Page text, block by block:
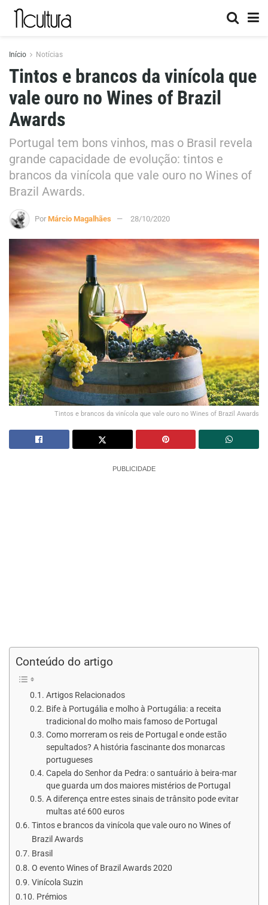
Início Notícias
Tintos e brancos da vinícola que
vale ouro no Wines of Brazil
Awards
Portugal tem bons vinhos, mas o Brasil revela
grande capacidade de evolução: tintos e
brancos da vinícola que vale ouro no Wines of
Brazil Awards.
Por Márcio Magalhães 28/10/2020
Tintos e brancos da vinícola que vale ouro no Wines of Brazil Awards
PUBLICIDADE
Conteúdo do artigo
Artigos Relacionados
Bife à Portugália e molho à Portugália: a receita
tradicional do molho mais famoso de Portugal
Como morreram os reis de Portugal e onde estão
sepultados? A história fascinante dos monarcas
portugueses
Capela do Senhor da Pedra: o santuário à beira-mar
que guarda um dos maiores mistérios de Portugal
A diferença entre estes sinais de trânsito pode evitar
multas até 600 euros
Tintos e brancos da vinícola que vale ouro no Wines of
Brazil Awards
Brasil
O evento Wines of Brazil Awards 2020
Vinícola Suzin
Prémios